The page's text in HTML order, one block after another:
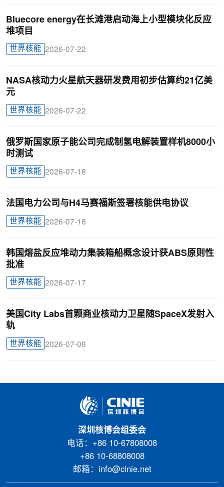
Bluecore energy在长滩港启动海上小型模块化反应
堆项目
世界核能 2026-07-22
NASA核动力火星航天器研发费用初步估算约21亿美
元
世界核能 2026-07-22
俄罗斯国家原子能公司完成制氢电解装置样机8000小
时测试
世界核能 2026-07-18
法国电力公司与H4马赛福斯签署核能供电协议
世界核能 2026-07-18
韩国熔盐反应堆动力集装箱船概念设计获ABS原则性
批准
世界核能 2026-07-17
美国City Labs首颗商业核动力卫星随SpaceX发射入
轨
世界核能 2026-07-08
深圳核博会组委会
电话：+86 10-67808008
+86 10-68808008
邮箱：info@cinie.net